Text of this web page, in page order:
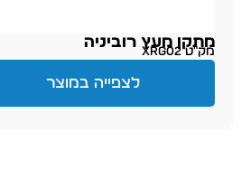
מתקן מעץ רוביניה
מק״ט XRG02
לצפייה במוצר